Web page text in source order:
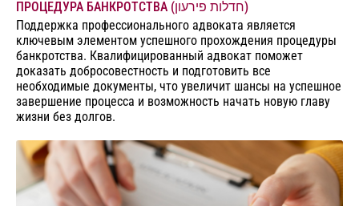
ПРОЦЕДУРА БАНКРОТСТВА (חדלות פירעון)
Поддержка профессионального адвоката является
ключевым элементом успешного прохождения процедуры
банкротства. Квалифицированный адвокат поможет
доказать добросовестность и подготовить все
необходимые документы, что увеличит шансы на успешное
завершение процесса и возможность начать новую главу
жизни без долгов.